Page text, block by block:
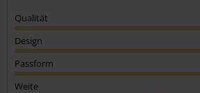
Qualität
Design
Passform
Weite